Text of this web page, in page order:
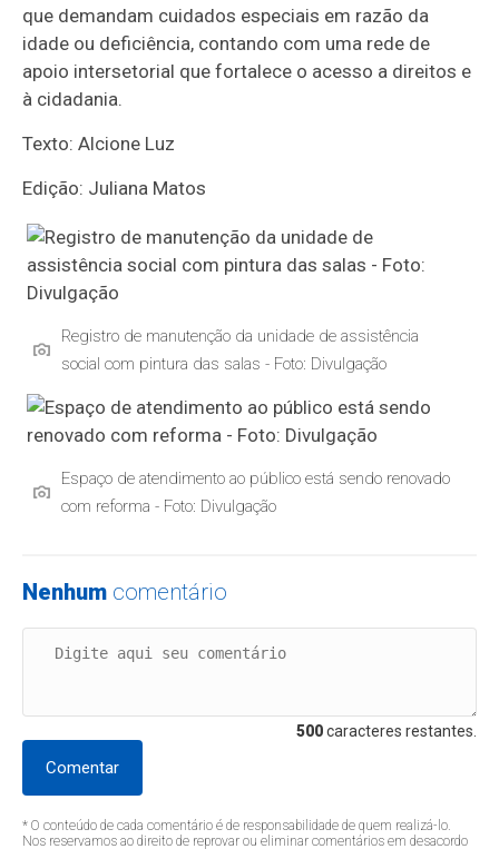
que demandam cuidados especiais em razão da
idade ou deficiência, contando com uma rede de
apoio intersetorial que fortalece o acesso a direitos e
à cidadania.
Texto: Alcione Luz
Edição: Juliana Matos
Registro de manutenção da unidade de assistência
social com pintura das salas - Foto: Divulgação
Espaço de atendimento ao público está sendo renovado
com reforma - Foto: Divulgação
Nenhum comentário
500caracteres restantes.
Comentar
* O conteúdo de cada comentário é de responsabilidade de quem realizá-lo.
Nos reservamos ao direito de reprovar ou eliminar comentários em desacordo